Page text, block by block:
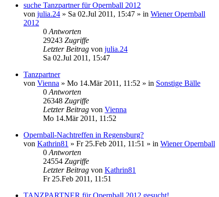
suche Tanzpartner für Opernball 2012
von julia.24 » Sa 02.Jul 2011, 15:47 » in Wiener Opernball
2012
0 Antworten
29243 Zugriffe
Letzter Beitrag von julia.24
Sa 02.Jul 2011, 15:47
Tanzpartner
von Vienna » Mo 14.Mär 2011, 11:52 » in Sonstige Bälle
0 Antworten
26348 Zugriffe
Letzter Beitrag von Vienna
Mo 14.Mär 2011, 11:52
Opernball-Nachtreffen in Regensburg?
von Kathrin81 » Fr 25.Feb 2011, 11:51 » in Wiener Opernball
0 Antworten
24554 Zugriffe
Letzter Beitrag von Kathrin81
Fr 25.Feb 2011, 11:51
TANZPARTNER für Opernball 2012 gesucht!